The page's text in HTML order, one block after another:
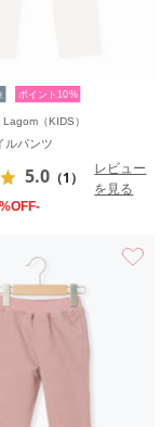
ポイント10%
（KIDS）
ルパンツ
5.0 （1）
レビュー
を見る